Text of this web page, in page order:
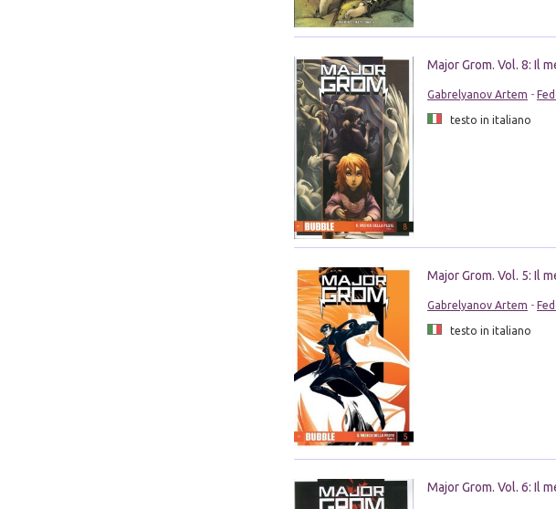
Major Grom. Vol. 8: Il
Gabrelyanov Artem -
testo in italiano
Major Grom. Vol. 5: Il
Gabrelyanov Artem -
testo in italiano
Major Grom. Vol. 6: Il